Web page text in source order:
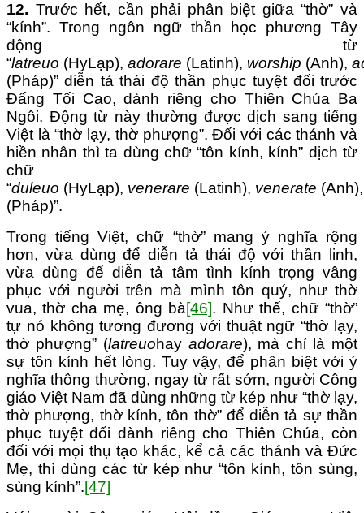
12. Trước hết, cần phải phân biệt giữa “thờ” và
“kính”. Trong ngôn ngữ thần học phương Tây
động từ
“latreuo (HyLạp), adorare (Latinh), worship (Anh),
(Pháp)” diễn tả thái độ thần phục tuyệt đối trước
Đấng Tối Cao, dành riêng cho Thiên Chúa Ba
Ngôi. Động từ này thường được dịch sang tiếng
Việt là “thờ lạy, thờ phượng”. Đối với các thánh và
hiền nhân thì ta dùng chữ “tôn kính, kính” dịch từ
chữ
“duleuo (HyLạp), venerare (Latinh), venerate
(Pháp)”.
Trong tiếng Việt, chữ “thờ” mang ý nghĩa rộng
hơn, vừa dùng để diễn tả thái độ với thần linh,
vừa dùng để diễn tả tâm tình kính trọng vâng
phục với người trên mà mình tôn quý, như thờ
vua, thờ cha mẹ, ông bà[46]. Như thế, chữ “thờ”
tự nó không tương đương với thuật ngữ “thờ lạy,
thờ phượng” (latreuohay adorare), mà chỉ là một
sự tôn kính hết lòng. Tuy vậy, để phân biệt với ý
nghĩa thông thường, ngay từ rất sớm, người Công
giáo Việt Nam đã dùng những từ kép như “thờ lạy,
thờ phượng, thờ kính, tôn thờ” để diễn tả sự thần
phục tuyệt đối dành riêng cho Thiên Chúa, còn
đối với mọi thụ tạo khác, kể cả các thánh và Đức
Mẹ, thì dùng các từ kép như “tôn kính, tôn sùng,
sùng kính”.[47]